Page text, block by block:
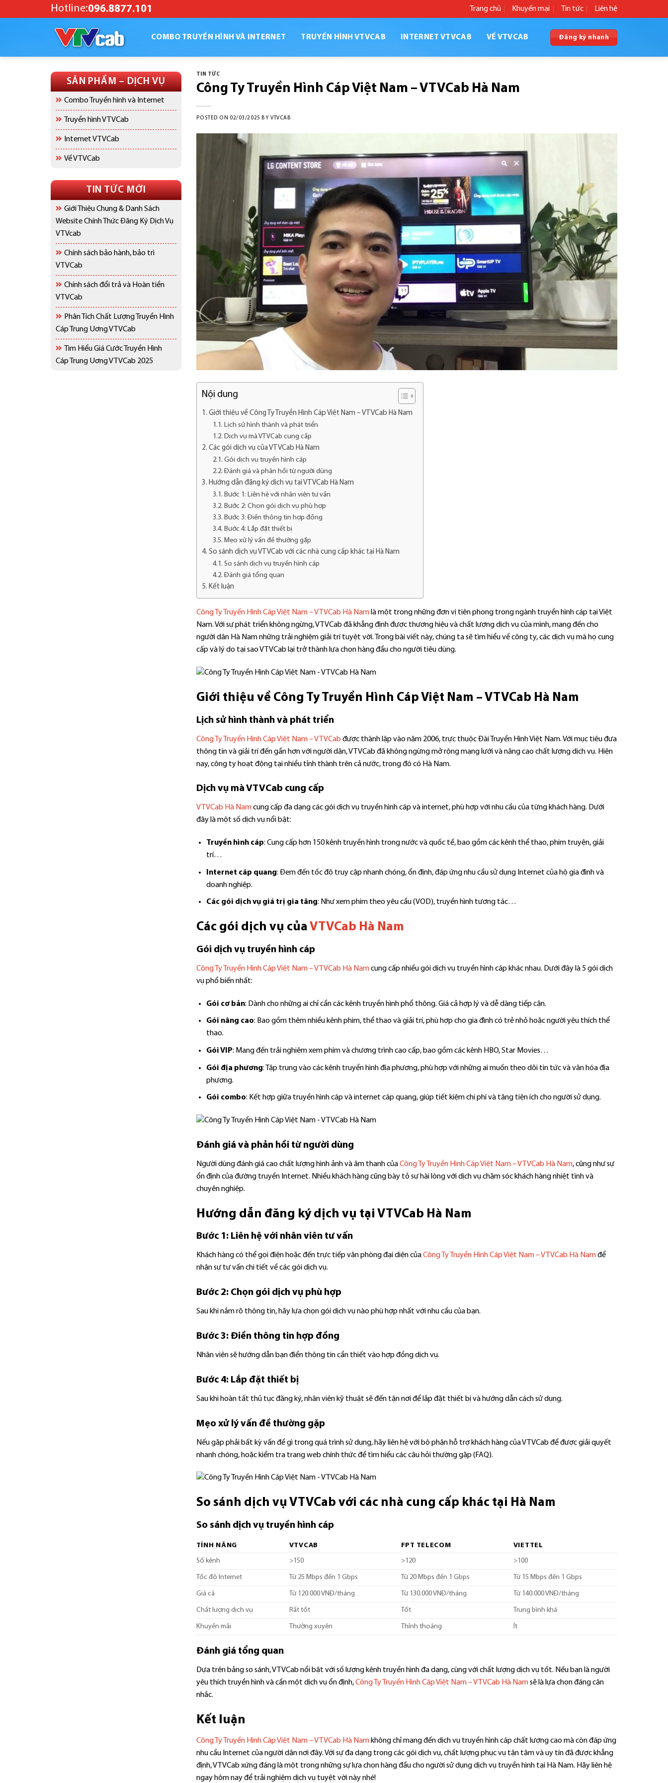
to
Hotline:096.8877.101 Trang chủ Khuyến mại Tin tức Liên hệ
COMBO TRUYỀN HÌNH VÀ INTERNET TRUYỀN HÌNH VTVCAB INTERNET VTVCAB VỀ VTVCAB Đăng ký nhanh
SẢN PHẨM – DỊCH VỤ
Combo Truyền hình và Internet
Truyền hình VTVCab
Internet VTVCab
Về VTVCab
TIN TỨC MỚI
Giới Thiệu Chung & Danh Sách
Website Chính Thức Đăng Ký Dịch Vụ
VTVcab
Chính sách bảo hành, bảo trì
VTVCab
Chính sách đổi trả và Hoàn tiền
VTVCab
Phân Tích Chất Lượng Truyền Hình
Cáp Trung Uơng VTVCab
Tìm Hiểu Giá Cước Truyền Hình
Cáp Trung Uơng VTVCab 2025
TIN TỨC
Công Ty Truyền Hình Cáp Việt Nam – VTVCab Hà Nam
POSTED ON 02/03/2025 BY VTVCAB
Nội dung
Giới thiệu về Công Ty Truyền Hình Cáp Việt Nam – VTVCab Hà Nam
Lịch sử hình thành và phát triển
Dịch vụ mà VTVCab cung cấp
Các gói dịch vụ của VTVCab Hà Nam
Gói dịch vụ truyền hình cáp
Đánh giá và phản hồi từ người dùng
Hướng dẫn đăng ký dịch vụ tại VTVCab Hà Nam
Bước 1: Liên hệ với nhân viên tư vấn
Bước 2: Chọn gói dịch vụ phù hợp
Bước 3: Điền thông tin hợp đồng
Bước 4: Lắp đặt thiết bị
Mẹo xử lý vấn đề thường gặp
So sánh dịch vụ VTVCab với các nhà cung cấp khác tại Hà Nam
So sánh dịch vụ truyền hình cáp
Đánh giá tổng quan
Kết luận
Công Ty Truyền Hình Cáp Việt Nam – VTVCab Hà Namlà một trong những đơn vị tiên phong trong ngành truyền hình cáp tại Việt
Nam. Với sự phát triển không ngừng, VTVCab đã khẳng định được thương hiệu và chất lượng dịch vụ của mình, mang đến cho
người dân Hà Nam những trải nghiệm giải trí tuyệt vời. Trong bài viết này, chúng ta sẽ tìm hiểu về công ty, các dịch vụ mà họ cung
cấp và lý do tại sao VTVCab lại trở thành lựa chọn hàng đầu cho người tiêu dùng.
Giới thiệu về Công Ty Truyền Hình Cáp Việt Nam – VTVCab Hà Nam
Lịch sử hình thành và phát triển
Công Ty Truyền Hình Cáp Việt Nam – VTVCab được thành lập vào năm 2006, trực thuộc Đài Truyền Hình Việt Nam. Với mục tiêu đưa
thông tin và giải trí đến gần hơn với người dân, VTVCab đã không ngừng mở rộng mạng lưới và nâng cao chất lượng dịch vụ. Hiện
nay, công ty hoạt động tại nhiều tỉnh thành trên cả nước, trong đó có Hà Nam.
Dịch vụ mà VTVCab cung cấp
VTVCab Hà Namcung cấp đa dạng các gói dịch vụ truyền hình cáp và internet, phù hợp với nhu cầu của từng khách hàng. Dưới
đây là một số dịch vụ nổi bật:
Truyền hình cáp: Cung cấp hơn 150 kênh truyền hình trong nước và quốc tế, bao gồm các kênh thể thao, phim truyện, giải
trí…
Internet cáp quang: Đem đến tốc độ truy cập nhanh chóng, ổn định, đáp ứng nhu cầu sử dụng Internet của hộ gia đình và
doanh nghiệp.
Các gói dịch vụ giá trị gia tăng: Như xem phim theo yêu cầu (VOD), truyền hình tương tác…
Các gói dịch vụ của VTVCab Hà Nam
Gói dịch vụ truyền hình cáp
Công Ty Truyền Hình Cáp Việt Nam – VTVCab Hà Namcung cấp nhiều gói dịch vụ truyền hình cáp khác nhau. Dưới đây là 5 gói dịch
vụ phổ biến nhất:
Gói cơ bản: Dành cho những ai chỉ cần các kênh truyền hình phổ thông. Giá cả hợp lý và dễ dàng tiếp cận.
Gói nâng cao: Bao gồm thêm nhiều kênh phim, thể thao và giải trí, phù hợp cho gia đình có trẻ nhỏ hoặc người yêu thích thể
thao.
Gói VIP: Mang đến trải nghiệm xem phim và chương trình cao cấp, bao gồm các kênh HBO, Star Movies…
Gói địa phương: Tập trung vào các kênh truyền hình địa phương, phù hợp với những ai muốn theo dõi tin tức và văn hóa địa
phương.
Gói combo: Kết hợp giữa truyền hình cáp và internet cáp quang, giúp tiết kiệm chi phí và tăng tiện ích cho người sử dụng.
Đánh giá và phản hồi từ người dùng
Người dùng đánh giá cao chất lượng hình ảnh và âm thanh củaCông Ty Truyền Hình Cáp Việt Nam – VTVCab Hà Nam, cũng như sự
ổn định của đường truyền Internet. Nhiều khách hàng cũng bày tỏ sự hài lòng với dịch vụ chăm sóc khách hàng nhiệt tình và
chuyên nghiệp.
Hướng dẫn đăng ký dịch vụ tại VTVCab Hà Nam
Bước 1: Liên hệ với nhân viên tư vấn
Khách hàng có thể gọi điện hoặc đến trực tiếp văn phòng đại diện củaCông Ty Truyền Hình Cáp Việt Nam – VTVCab Hà Namđể
nhận sự tư vấn chi tiết về các gói dịch vụ.
Bước 2: Chọn gói dịch vụ phù hợp
Sau khi nắm rõ thông tin, hãy lựa chọn gói dịch vụ nào phù hợp nhất với nhu cầu của bạn.
Bước 3: Điền thông tin hợp đồng
Nhân viên sẽ hướng dẫn bạn điền thông tin cần thiết vào hợp đồng dịch vụ.
Bước 4: Lắp đặt thiết bị
Sau khi hoàn tất thủ tục đăng ký, nhân viên kỹ thuật sẽ đến tận nơi để lắp đặt thiết bị và hướng dẫn cách sử dụng.
Mẹo xử lý vấn đề thường gặp
Nếu gặp phải bất kỳ vấn đề gì trong quá trình sử dụng, hãy liên hệ với bộ phận hỗ trợ khách hàng của VTVCab để được giải quyết
nhanh chóng, hoặc kiểm tra trang web chính thức để tìm hiểu các câu hỏi thường gặp (FAQ).
So sánh dịch vụ VTVCab với các nhà cung cấp khác tại Hà Nam
So sánh dịch vụ truyền hình cáp
TÍNH NĂNG VTVCAB FPT TELECOM VIETTEL
Số kênh >150 >120 >100
Tốc độ Internet Từ 25 Mbps đến 1 Gbps Từ 20 Mbps đến 1 Gbps Từ 15 Mbps đến 1 Gbps
Giá cả Từ 120.000 VNĐ/tháng Từ 130.000 VNĐ/tháng Từ 140.000 VNĐ/tháng
Chất lượng dịch vụ Rất tốt Tốt Trung bình khá
Khuyến mãi Thường xuyên Thỉnh thoảng Ít
Đánh giá tổng quan
Dựa trên bảng so sánh, VTVCab nổi bật với số lượng kênh truyền hình đa dạng, cùng với chất lượng dịch vụ tốt. Nếu bạn là người
yêu thích truyền hình và cần một dịch vụ ổn định,Công Ty Truyền Hình Cáp Việt Nam – VTVCab Hà Namsẽ là lựa chọn đáng cân
nhắc.
Kết luận
Công Ty Truyền Hình Cáp Việt Nam – VTVCab Hà Namkhông chỉ mang đến dịch vụ truyền hình cáp chất lượng cao mà còn đáp ứng
nhu cầu Internet của người dân nơi đây. Với sự đa dạng trong các gói dịch vụ, chất lượng phục vụ tận tâm và uy tín đã được khẳng
định, VTVCab xứng đáng là một trong những sự lựa chọn hàng đầu cho người sử dụng dịch vụ truyền hình tại Hà Nam. Hãy liên hệ
ngay hôm nay để trải nghiệm dịch vụ tuyệt vời này nhé!